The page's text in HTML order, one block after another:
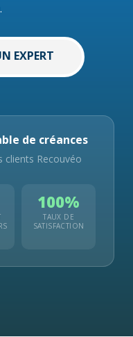
EXPERT
de créances
clients Recouvéo
100%
TAUX DE
SATISFACTION